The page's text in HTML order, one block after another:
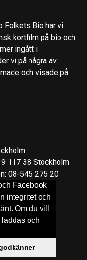
Facebook
integritet och
Om du vill
laddas och
Folkets Bio har vi
kortfilm på bio och
ingått i
vi på några av
och visade på
117 38 Stockholm
08-545 275 20